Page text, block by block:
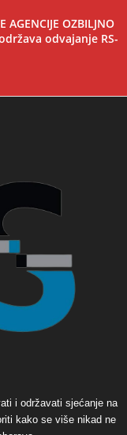
AGENCIJE OZBILJNO
odvajanje RS-
i održavati sjećanje na
kako se više nikad ne